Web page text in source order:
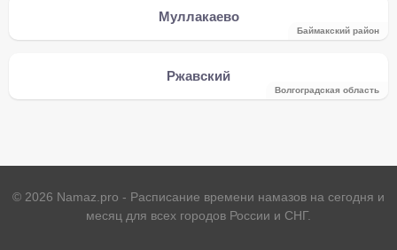
Муллакаево
Баймакский район
Ржавский
Волгоградская область
© 2026 Namaz.pro - Расписание времени намазов на сегодня и
месяц для всех городов России и СНГ.